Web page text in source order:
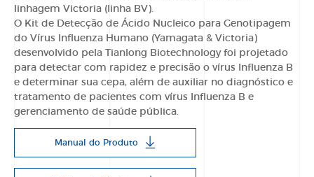
linhagem Victoria (linha BV).
O Kit de Detecção de Ácido Nucleico para Genotipagem
do Vírus Influenza Humano (Yamagata & Victoria)
desenvolvido pela Tianlong Biotechnology foi projetado
para detectar com rapidez e precisão o vírus Influenza B
e determinar sua cepa, além de auxiliar no diagnóstico e
tratamento de pacientes com vírus Influenza B e
gerenciamento de saúde pública.
Manual do Produto